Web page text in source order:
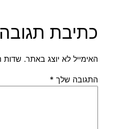
כתיבת תגובה
האימייל לא יוצג באתר. שדות
התגובה שלך *